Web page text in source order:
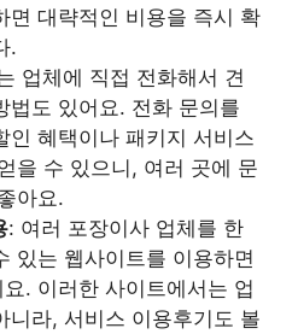
면 대략적인 비용을 즉시 확
.
업체에 직접 전화해서 견
법도 있어요. 전화 문의를
인 혜택이나 패키지 서비스
을 수 있으니, 여러 곳에 문
아요.
: 여러 포장이사 업체를 한
있는 웹사이트를 이용하면
. 이러한 사이트에서는 업
니라, 서비스 이용후기도 볼